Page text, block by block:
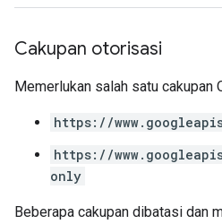
Cakupan otorisasi
Memerlukan salah satu cakupan
https://
https://
only
Beberapa cakupan dibatasi dan